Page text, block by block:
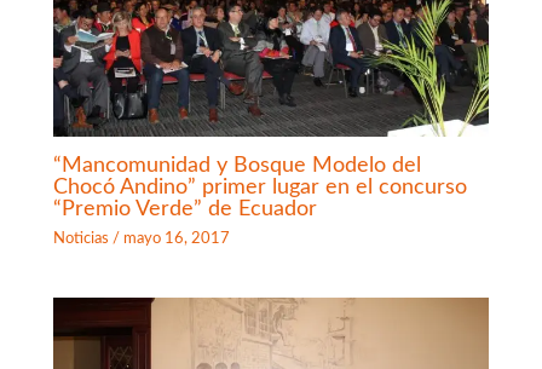
“Mancomunidad y Bosque Modelo del
Chocó Andino” primer lugar en el concurso
“Premio Verde” de Ecuador
Noticias / mayo 16, 2017